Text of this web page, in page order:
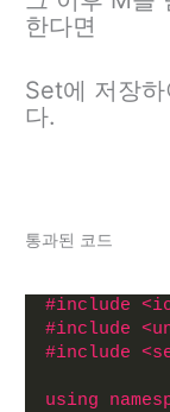
한다면
Set에 저장
다.
통과된 코드
#include
#include
#include
using